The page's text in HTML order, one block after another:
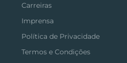
Carreiras
Imprensa
Política de Privacidade
Termos e Condições